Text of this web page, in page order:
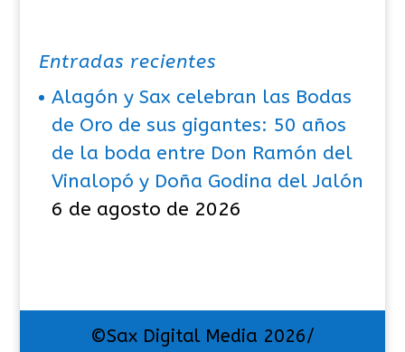
Entradas recientes
Alagón y Sax celebran las Bodas
de Oro de sus gigantes: 50 años
de la boda entre Don Ramón del
Vinalopó y Doña Godina del Jalón
6 de agosto de 2026
©Sax Digital Media 2026/